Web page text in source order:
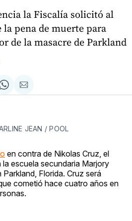
la Fiscalía solicitó al
pena de muerte para
de la masacre de Parkland
Share
on
Compartir
via
JEAN / POOL
en contra de Nikolas Cruz, el
escuela secundaria Marjory
Florida. Cruz será
cometió hace cuatro años en